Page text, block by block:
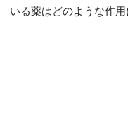
いる薬はどのような作